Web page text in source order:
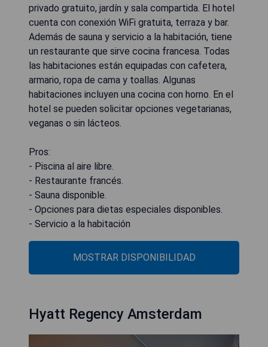
privado gratuito, jardín y sala compartida. El hotel
cuenta con conexión WiFi gratuita, terraza y bar.
Además de sauna y servicio a la habitación, tiene
un restaurante que sirve cocina francesa. Todas
las habitaciones están equipadas con cafetera,
armario, ropa de cama y toallas. Algunas
habitaciones incluyen una cocina con horno. En el
hotel se pueden solicitar opciones vegetarianas,
veganas o sin lácteos.
Pros:
- Piscina al aire libre.
- Restaurante francés.
- Sauna disponible.
- Opciones para dietas especiales disponibles.
- Servicio a la habitación
MOSTRAR DISPONIBILIDAD
Hyatt Regency Amsterdam